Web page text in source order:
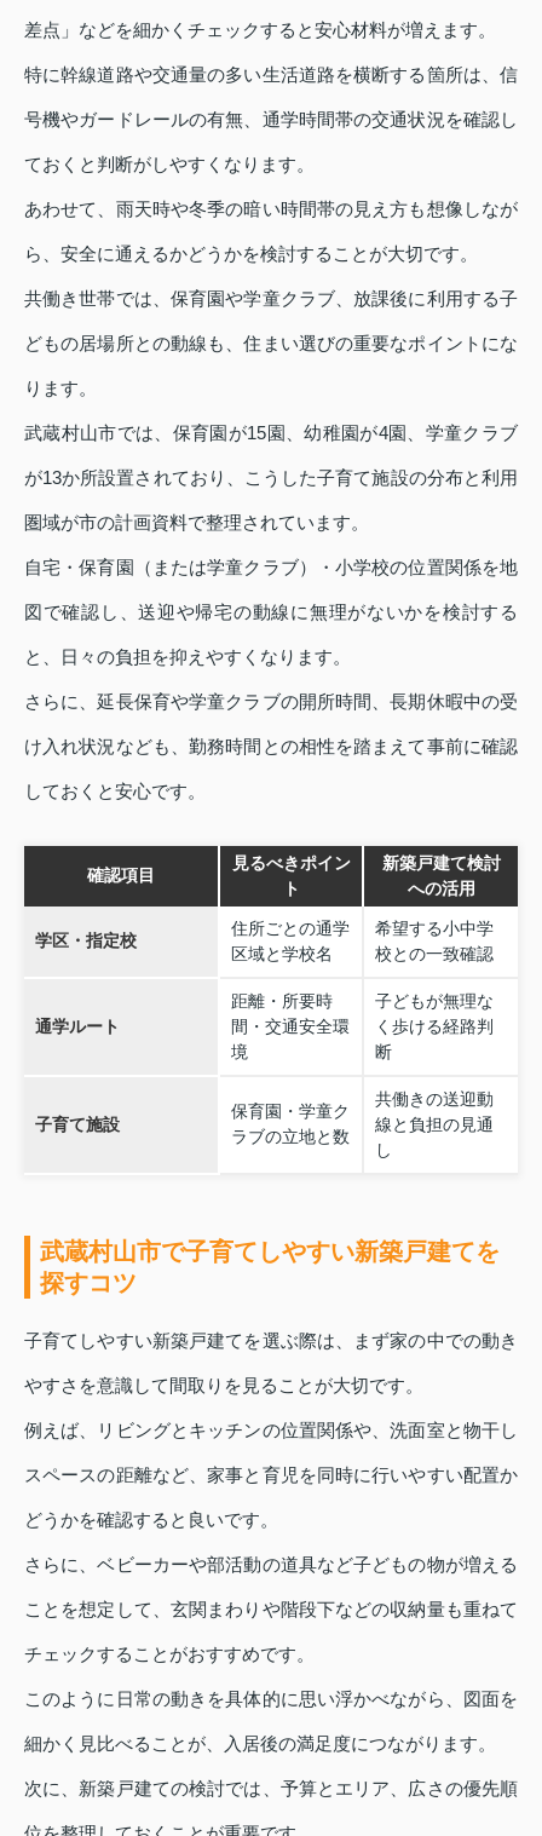
差点」などを細かくチェックすると安心材料が増えます。
特に幹線道路や交通量の多い生活道路を横断する箇所は、信
号機やガードレールの有無、通学時間帯の交通状況を確認し
ておくと判断がしやすくなります。
あわせて、雨天時や冬季の暗い時間帯の見え方も想像しなが
ら、安全に通えるかどうかを検討することが大切です。
共働き世帯では、保育園や学童クラブ、放課後に利用する子
どもの居場所との動線も、住まい選びの重要なポイントにな
ります。
武蔵村山市では、保育園が15園、幼稚園が4園、学童クラブ
が13か所設置されており、こうした子育て施設の分布と利用
圏域が市の計画資料で整理されています。
自宅・保育園（または学童クラブ）・小学校の位置関係を地
図で確認し、送迎や帰宅の動線に無理がないかを検討する
と、日々の負担を抑えやすくなります。
さらに、延長保育や学童クラブの開所時間、長期休暇中の受
け入れ状況なども、勤務時間との相性を踏まえて事前に確認
しておくと安心です。
確認項目
見るべきポイン
ト
新築戸建て検討
への活用
学区・指定校
住所ごとの通学
区域と学校名
希望する小中学
校との一致確認
通学ルート
距離・所要時
間・交通安全環
境
子どもが無理な
く歩ける経路判
断
子育て施設
保育園・学童ク
ラブの立地と数
共働きの送迎動
線と負担の見通
し
武蔵村山市で子育てしやすい新築戸建てを
探すコツ
子育てしやすい新築戸建てを選ぶ際は、まず家の中での動き
やすさを意識して間取りを見ることが大切です。
例えば、リビングとキッチンの位置関係や、洗面室と物干し
スペースの距離など、家事と育児を同時に行いやすい配置か
どうかを確認すると良いです。
さらに、ベビーカーや部活動の道具など子どもの物が増える
ことを想定して、玄関まわりや階段下などの収納量も重ねて
チェックすることがおすすめです。
このように日常の動きを具体的に思い浮かべながら、図面を
細かく見比べることが、入居後の満足度につながります。
次に、新築戸建ての検討では、予算とエリア、広さの優先順